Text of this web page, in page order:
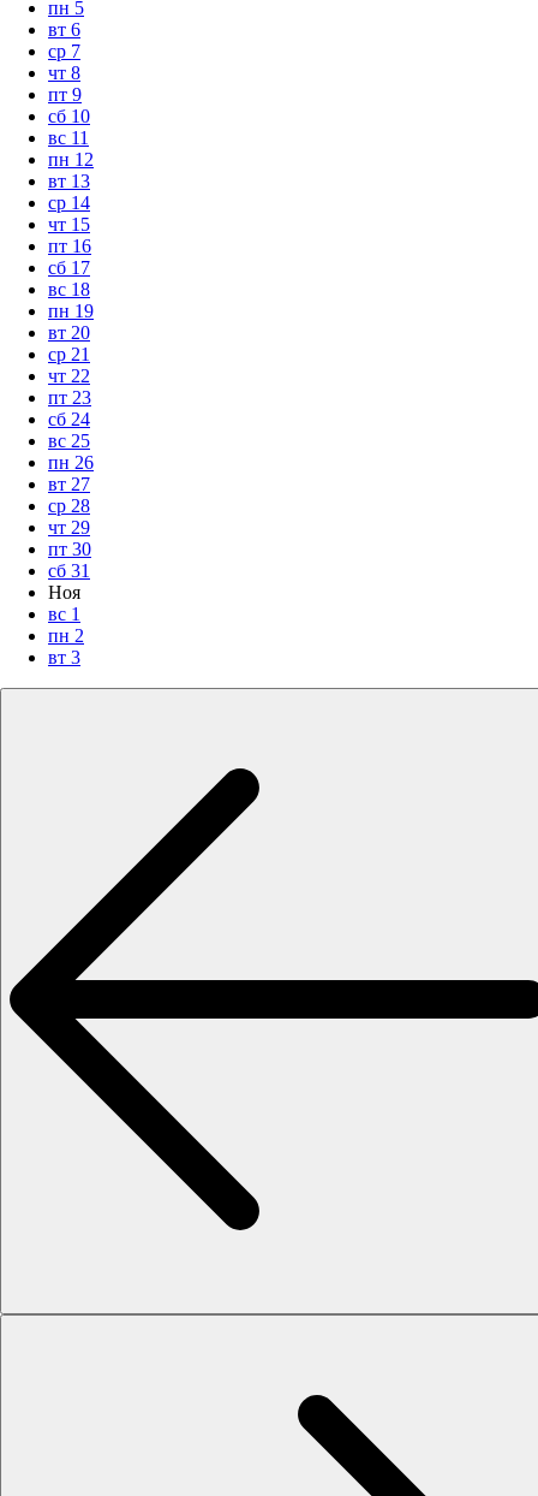
пн 5
вт 6
ср 7
чт 8
пт 9
сб 10
вс 11
пн 12
вт 13
ср 14
чт 15
пт 16
сб 17
вс 18
пн 19
вт 20
ср 21
чт 22
пт 23
сб 24
вс 25
пн 26
вт 27
ср 28
чт 29
пт 30
сб 31
Ноя
вс 1
пн 2
вт 3